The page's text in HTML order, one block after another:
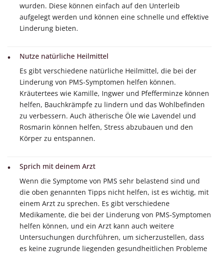
wurden. Diese können einfach auf den Unterleib
aufgelegt werden und können eine schnelle und effektive
Linderung bieten.
Nutze natürliche Heilmittel
Es gibt verschiedene natürliche Heilmittel, die bei der
Linderung von PMS-Symptomen helfen können.
Kräutertees wie Kamille, Ingwer und Pfefferminze können
helfen, Bauchkrämpfe zu lindern und das Wohlbefinden
zu verbessern. Auch ätherische Öle wie Lavendel und
Rosmarin können helfen, Stress abzubauen und den
Körper zu entspannen.
Sprich mit deinem Arzt
Wenn die Symptome von PMS sehr belastend sind und
die oben genannten Tipps nicht helfen, ist es wichtig, mit
einem Arzt zu sprechen. Es gibt verschiedene
Medikamente, die bei der Linderung von PMS-Symptomen
helfen können, und ein Arzt kann auch weitere
Untersuchungen durchführen, um sicherzustellen, dass
es keine zugrunde liegenden gesundheitlichen Probleme